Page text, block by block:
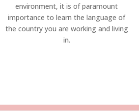
environment, it is of paramount
importance to learn the language of
the country you are working and living
in.